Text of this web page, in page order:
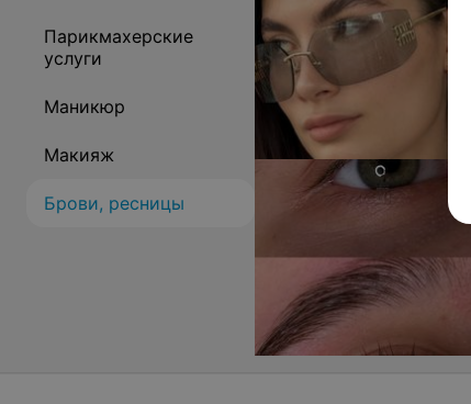
Парикмахерские
услуги
Маникюр
Макияж
Брови, ресницы